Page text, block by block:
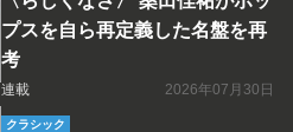
プスを自ら再定義した名盤を再
考
連載 2026年07月30日
クラシック